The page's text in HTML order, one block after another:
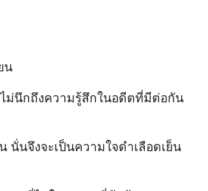
น
ไม่นึกถึงความรู้สึกในอดีตที่มีต่อกัน
นั่นจึงจะเป็นความใจดำเลือดเย็น